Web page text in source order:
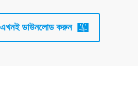
এখনই ডাউনলোড করুন